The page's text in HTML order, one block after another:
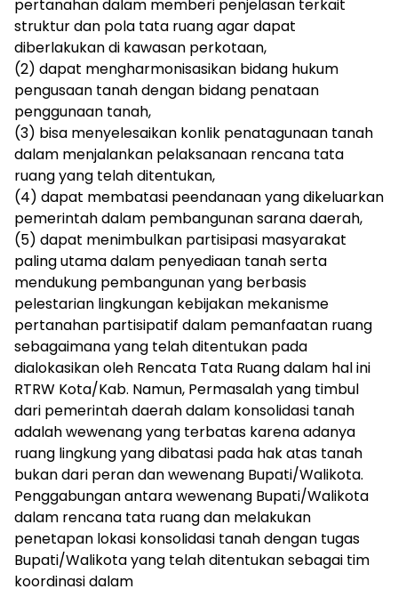
pertanahan dalam memberi penjelasan terkait
struktur dan pola tata ruang agar dapat
diberlakukan di kawasan perkotaan,
(2) dapat mengharmonisasikan bidang hukum
pengusaan tanah dengan bidang penataan
penggunaan tanah,
(3) bisa menyelesaikan konlik penatagunaan tanah
dalam menjalankan pelaksanaan rencana tata
ruang yang telah ditentukan,
(4) dapat membatasi peendanaan yang dikeluarkan
pemerintah dalam pembangunan sarana daerah,
(5) dapat menimbulkan partisipasi masyarakat
paling utama dalam penyediaan tanah serta
mendukung pembangunan yang berbasis
pelestarian lingkungan kebijakan mekanisme
pertanahan partisipatif dalam pemanfaatan ruang
sebagaimana yang telah ditentukan pada
dialokasikan oleh Rencata Tata Ruang dalam hal ini
RTRW Kota/Kab. Namun, Permasalah yang timbul
dari pemerintah daerah dalam konsolidasi tanah
adalah wewenang yang terbatas karena adanya
ruang lingkung yang dibatasi pada hak atas tanah
bukan dari peran dan wewenang Bupati/Walikota.
Penggabungan antara wewenang Bupati/Walikota
dalam rencana tata ruang dan melakukan
penetapan lokasi konsolidasi tanah dengan tugas
Bupati/Walikota yang telah ditentukan sebagai tim
koordinasi dalam